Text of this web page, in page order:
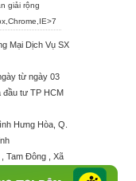
giải rộng
,Chrome,IE>7
Mại Dịch Vụ SX
từ ngày 03
đầu tư TP HCM
Hưng Hòa, Q.
Tam Đông , Xã